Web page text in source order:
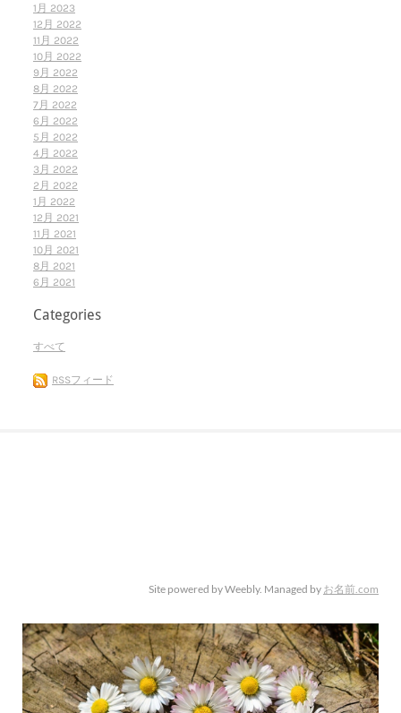
1月 2023
12月 2022
11月 2022
10月 2022
9月 2022
8月 2022
7月 2022
6月 2022
5月 2022
4月 2022
3月 2022
2月 2022
1月 2022
12月 2021
11月 2021
10月 2021
8月 2021
6月 2021
Categories
すべて
RSSフィード
Site powered by Weebly. Managed by お名前.com